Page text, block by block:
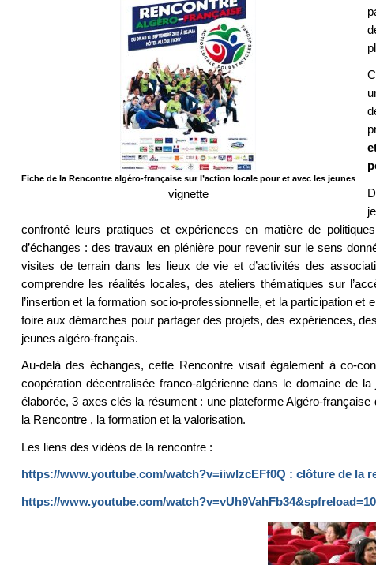
Fiche de la Rencontre algéro-française sur l’action locale pour et avec les jeunes
vignette
confronté leurs pratiques et expériences en matière de
d’échanges : des travaux en plénière pour revenir sur le sens
visites de terrain dans les lieux de vie et d’activités des
comprendre les réalités locales, des ateliers thématiques sur
l’insertion et la formation socio-professionnelle, et la participation
foire aux démarches pour partager des projets, des expériences,
jeunes algéro-français.
Au-delà des échanges, cette Rencontre visait également à co-
coopération décentralisée franco-algérienne dans le domaine de
élaborée, 3 axes clés la résument : une plateforme Algéro-
la Rencontre , la formation et la valorisation.
Les liens des vidéos de la rencontre :
https://www.youtube.com/watch?v=iiwlzcEFf0Q : clôture de la
https://www.youtube.com/